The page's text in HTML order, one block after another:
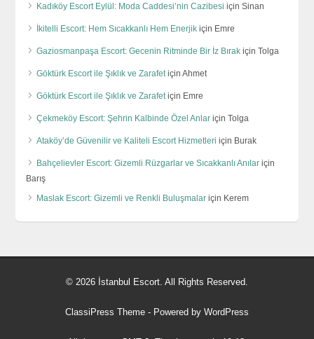
Kadıköy Escort Eylül: Moda Caddesi’nin Cazibesi içinSinan
İkitelli Escort: Hem Sıcakkanlı Hem Enerjik için Emre
Gaziosmanpaşa Escort: Gecenin Ritminde Bir İz Bırak içinTolga
Göktürk Escort ile Şıklık ve ZarafetiçinAhmet
Göktürk Escort ile Şıklık ve Zarafetiçin Emre
Çekmeköy Escort: Şehrin Kalbinde Özel Anlar içinTolga
Ataköy’de Güvenilir ve Kaliteli Escort Hizmetleri için Burak
Bahçelievler Escort: Gizemli Rüzgarlar ve Sıcakkanlı Anılar için
Barış
Maslak Escort: Gizemli ve Renkli Buluşmalar için Kerem
© 2026 İstanbul Escort. All Rights Reserved.
ClassiPress Theme - Powered by WordPress